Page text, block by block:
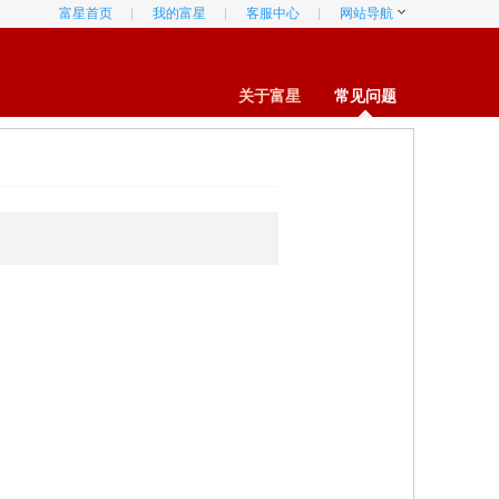
富星首页 我的富星 客服中心 网站导航
关于富星 常见问题